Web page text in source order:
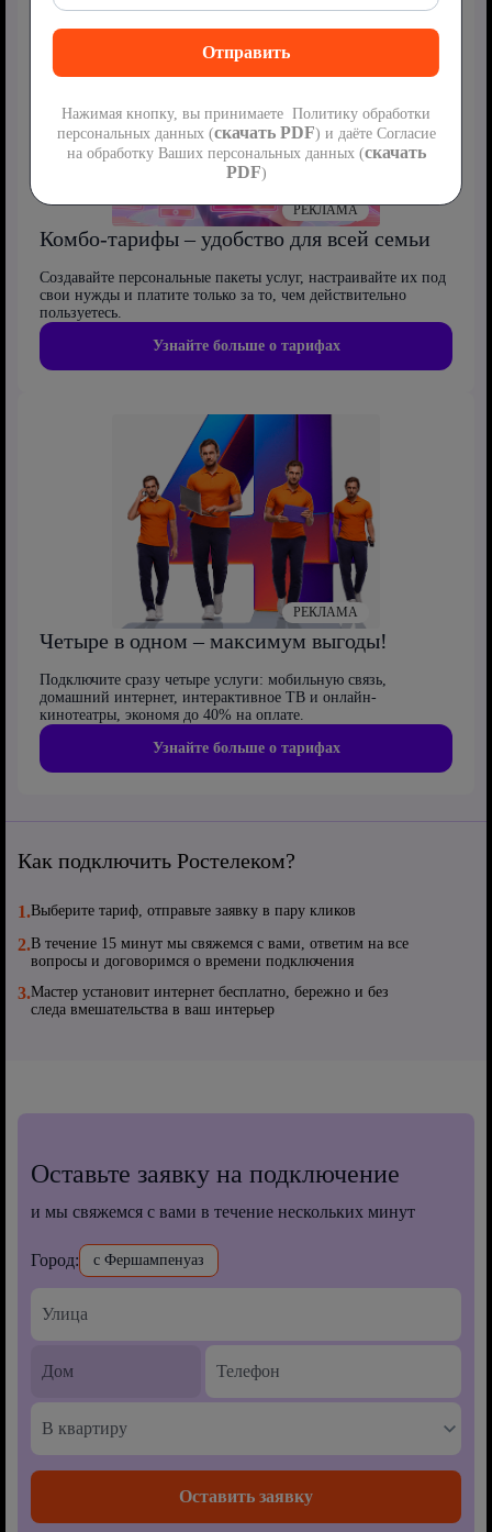
Комбо-тарифы – удобство для всей семьи
Создавайте персональные пакеты услуг, настраивайте их под
свои нужды и платите только за то, чем действительно
пользуетесь.
Узнайте больше о тарифах
РЕКЛАМА
Четыре в одном – максимум выгоды!
Подключите сразу четыре услуги: мобильную связь,
домашний интернет, интерактивное ТВ и онлайн-
кинотеатры, экономя до 40% на оплате.
Узнайте больше о тарифах
РЕКЛАМА
Как подключить Ростелеком?
1.Выберите тариф, отправьте заявку в пару кликов
2.В течение 15 минут мы свяжемся с вами, ответим на все
вопросы и договоримся о времени подключения
3.Мастер установит интернет бесплатно, бережно и без
следа вмешательства в ваш интерьер
Оставьте заявку на подключение
и мы свяжемся с вами в течение нескольких минут
Город: с Фершампенуаз
В квартиру
Нажимая кнопку, вы принимаете Политику обработки
персональных данных (скачать PDF) и даёте Согласие
на обработку Ваших персональных данных (скачать
PDF)